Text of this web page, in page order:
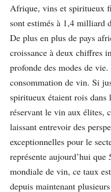
Afrique, vins et spiritueux
sont estimés à 1,4 milliard
De plus en plus de pays
croissance à deux chiffres
profonde des modes de
consommation de vin. Si
spiritueux étaient rois dans
réservant le vin aux élites,
laissant entrevoir des
exceptionnelles pour le
représente aujourd’hui
mondiale de vin, ce taux
depuis maintenant